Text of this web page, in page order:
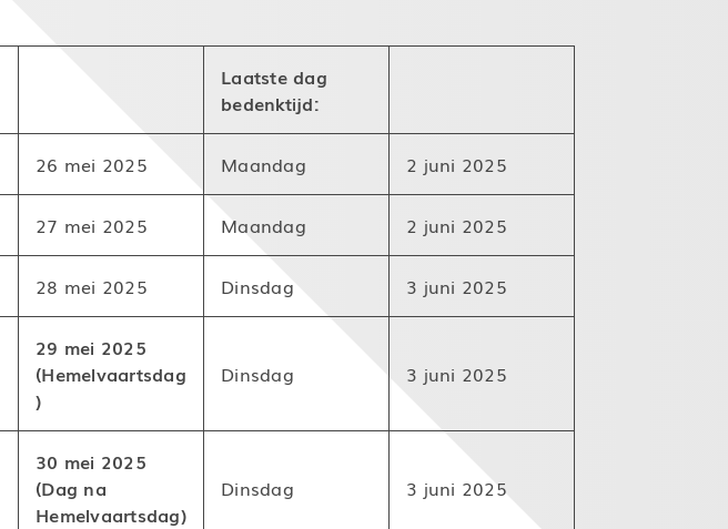
Laatste dag
bedenktijd:
26 mei 2025 Maandag 2 juni 2025
27 mei 2025 Maandag 2 juni 2025
28 mei 2025 Dinsdag 3 juni 2025
29 mei 2025
(Hemelvaartsdag
)
Dinsdag 3 juni 2025
30 mei 2025
(Dag na
Hemelvaartsdag)
Dinsdag 3 juni 2025